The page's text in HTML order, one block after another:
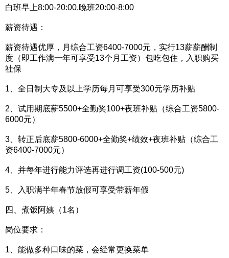
白班早上8:00-20:00,晚班20:00-8:00
薪资待遇：
薪资待遇优厚，月综合工资6400-7000元，实行13薪薪酬制
度（即工作满一年可享受13个月工资）包吃包住，入职购买
社保
1、全日制大专及以上学历每月可享受300元学历补贴
2、试用期底薪5500+全勤奖100+夜班补贴（综合工资5800-
6000元）
3、转正后底薪5800-6000+全勤奖+绩效+夜班补贴（综合工
资6400-7000元）
4、并每年进行能力评选再进行调工资(100-500元)
5、入职满半年春节放假可享受带薪年假
四、煮饭阿姨（1名）
岗位要求：
1、能做多种口味的菜，会经常更换菜单